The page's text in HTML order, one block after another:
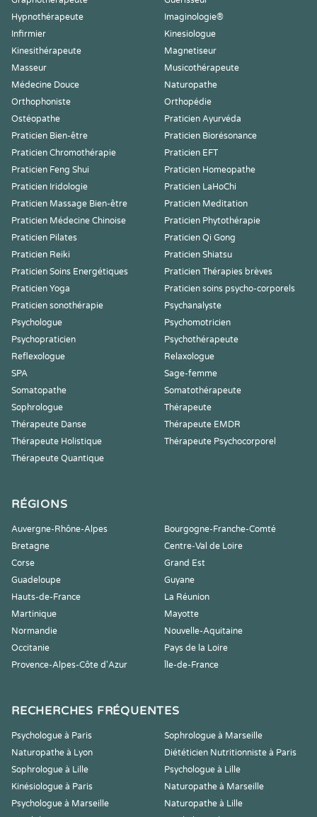
Hypnothérapeute
Imaginologie®
Infirmier
Kinesiologue
Kinesithérapeute
Magnetiseur
Masseur
Musicothérapeute
Médecine Douce
Naturopathe
Orthophoniste
Orthopédie
Ostéopathe
Praticien Ayurvéda
Praticien Bien-être
Praticien Biorésonance
Praticien Chromothérapie
Praticien EFT
Praticien Feng Shui
Praticien Homeopathe
Praticien Iridologie
Praticien LaHoChi
Praticien Massage Bien-être
Praticien Meditation
Praticien Médecine Chinoise
Praticien Phytothérapie
Praticien Pilates
Praticien Qi Gong
Praticien Reiki
Praticien Shiatsu
Praticien Soins Energétiques
Praticien Thérapies brèves
Praticien Yoga
Praticien soins psycho-corporels
Praticien sonothérapie
Psychanalyste
Psychologue
Psychomotricien
Psychopraticien
Psychothérapeute
Reflexologue
Relaxologue
SPA
Sage-femme
Somatopathe
Somatothérapeute
Sophrologue
Thérapeute
Thérapeute Danse
Thérapeute EMDR
Thérapeute Holistique
Thérapeute Psychocorporel
Thérapeute Quantique
RÉGIONS
Auvergne-Rhône-Alpes
Bourgogne-Franche-Comté
Bretagne
Centre-Val de Loire
Corse
Grand Est
Guadeloupe
Guyane
Hauts-de-France
La Réunion
Martinique
Mayotte
Normandie
Nouvelle-Aquitaine
Occitanie
Pays de la Loire
Provence-Alpes-Côte d'Azur
Île-de-France
RECHERCHES FRÉQUENTES
Psychologue à Paris
Sophrologue à Marseille
Naturopathe à Lyon
Diététicien Nutritionniste à Paris
Sophrologue à Lille
Psychologue à Lille
Kinésiologue à Paris
Naturopathe à Marseille
Psychologue à Marseille
Naturopathe à Lille